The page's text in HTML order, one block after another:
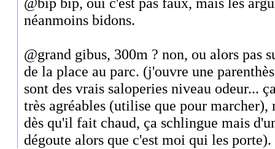
néanmoins bidons.
@grand gibus, 300m ? non, ou alors pas
de la place au parc. (j'ouvre une
sont des vrais saloperies niveau odeur...
très agréables (utilise que pour marcher),
dès qu'il fait chaud, ça schlingue mais
dégoute alors que c'est moi qui les porte).